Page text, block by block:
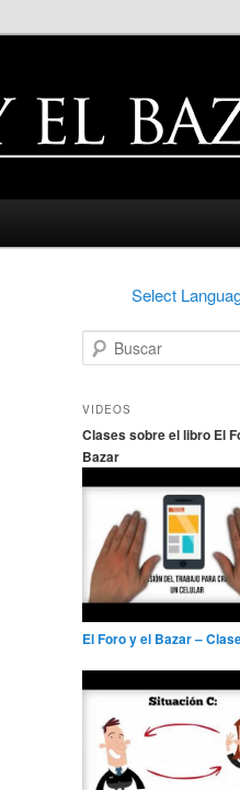
Select
u
c
r
VIDEOS
Clases sobre el libro El
Bazar
El Foro y el Bazar –